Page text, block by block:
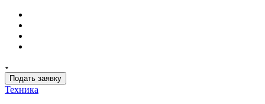
Подать заявку
Техника